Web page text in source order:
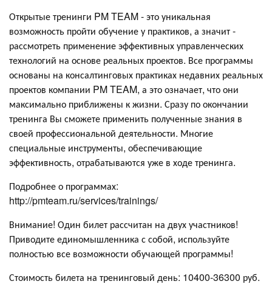
Открытые тренинги PM TEAM - это уникальная
возможность пройти обучение у практиков, а значит -
рассмотреть применение эффективных управленческих
технологий на основе реальных проектов. Все программы
основаны на консалтинговых практиках недавних реальных
проектов компании PM TEAM, а это означает, что они
максимально приближены к жизни. Сразу по окончании
тренинга Вы сможете применить полученные знания в
своей профессиональной деятельности. Многие
специальные инструменты, обеспечивающие
эффективность, отрабатываются уже в ходе тренинга.
Подробнее о программах:
http://pmteam.ru/services/trainings/
Внимание! Один билет рассчитан на двух участников!
Приводите единомышленника с собой, используйте
полностью все возможности обучающей программы!
Стоимость билета на тренинговый день: 10400-36300 руб.